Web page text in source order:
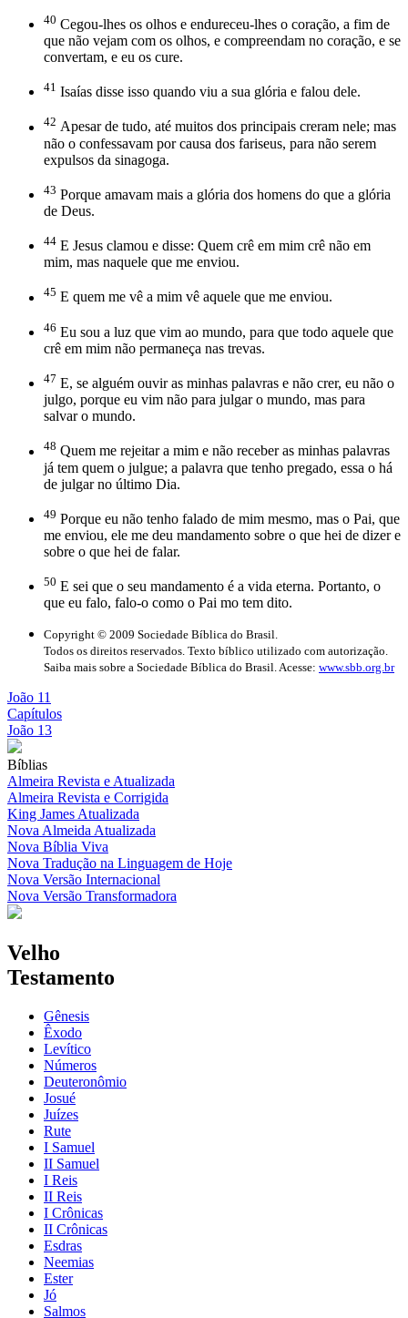
40 Cegou-lhes os olhos e endureceu-lhes o coração, a fim de
que não vejam com os olhos, e compreendam no coração, e se
convertam, e eu os cure.
41 Isaías disse isso quando viu a sua glória e falou dele.
42 Apesar de tudo, até muitos dos principais creram nele; mas
não o confessavam por causa dos fariseus, para não serem
expulsos da sinagoga.
43 Porque amavam mais a glória dos homens do que a glória
de Deus.
44 E Jesus clamou e disse: Quem crê em mim crê não em
mim, mas naquele que me enviou.
45 E quem me vê a mim vê aquele que me enviou.
46 Eu sou a luz que vim ao mundo, para que todo aquele que
crê em mim não permaneça nas trevas.
47 E, se alguém ouvir as minhas palavras e não crer, eu não o
julgo, porque eu vim não para julgar o mundo, mas para
salvar o mundo.
48 Quem me rejeitar a mim e não receber as minhas palavras
já tem quem o julgue; a palavra que tenho pregado, essa o há
de julgar no último Dia.
49 Porque eu não tenho falado de mim mesmo, mas o Pai, que
me enviou, ele me deu mandamento sobre o que hei de dizer e
sobre o que hei de falar.
50 E sei que o seu mandamento é a vida eterna. Portanto, o
que eu falo, falo-o como o Pai mo tem dito.
Copyright © 2009 Sociedade Bíblica do Brasil.
Todos os direitos reservados. Texto bíblico utilizado com autorização.
Saiba mais sobre a Sociedade Bíblica do Brasil. Acesse: www.sbb.org.br
João 11
Capítulos
João 13
Bíblias
Almeira Revista e Atualizada
Almeira Revista e Corrigida
King James Atualizada
Nova Almeida Atualizada
Nova Bíblia Viva
Nova Tradução na Linguagem de Hoje
Nova Versão Internacional
Nova Versão Transformadora
Velho
Testamento
Gênesis
Êxodo
Levítico
Números
Deuteronômio
Josué
Juízes
Rute
I Samuel
II Samuel
I Reis
II Reis
I Crônicas
II Crônicas
Esdras
Neemias
Ester
Jó
Salmos